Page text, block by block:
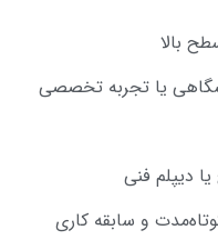
یا تجربه تخصصی
فنی
و سابقه کاری